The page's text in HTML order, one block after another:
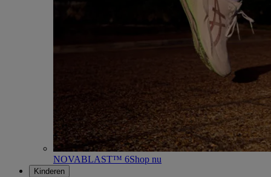
NOVABLAST™ 6Shop nu
Kinderen